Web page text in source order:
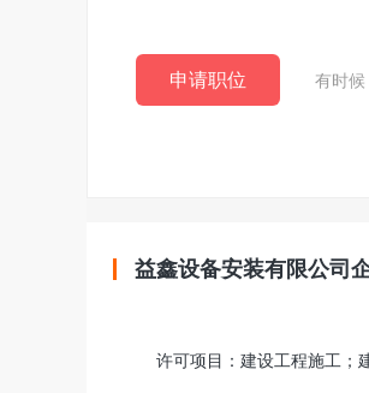
申请职位 有时候
益鑫设备安装有限公司
许可项目：建设工程施工；建